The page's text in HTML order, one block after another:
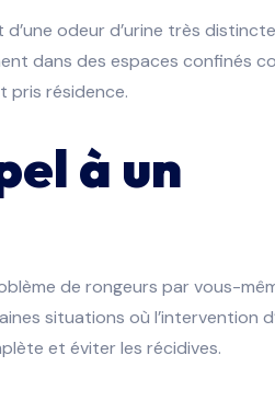
odeur d’urine très
dans des espaces confinés
pris résidence.
à un
de rongeurs par vous-
situations où l’intervention
et éviter les récidives.